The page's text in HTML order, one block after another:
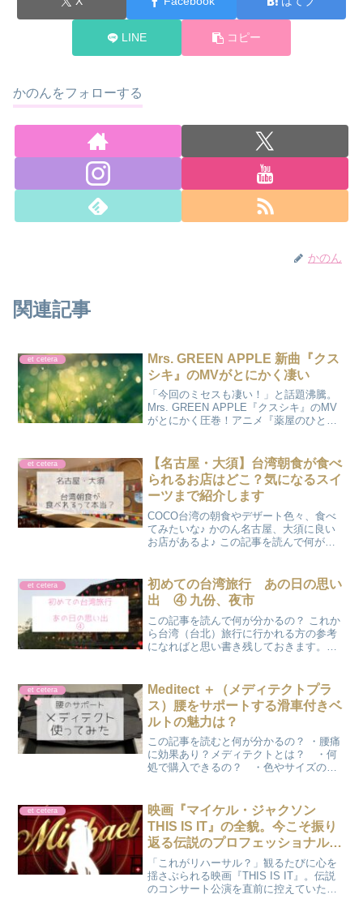
LINE コピー
かのんをフォローする
かのん
関連記事
et cetera
Mrs. GREEN APPLE 新曲『クス
シキ』のMVがとにかく凄い
「今回のミセスも凄い！」と話題沸騰。
Mrs. GREEN APPLE『クスシキ』のMV
がとにかく圧巻！アニメ『薬屋のひとり
心揺さぶる映像と音楽の融合を今すぐ体
験して♪
et cetera
【名古屋・大須】台湾朝食が食べ
られるお店はどこ？気になるスイ
ーツまで紹介します
COCO台湾の朝食やデザート色々、食べ
てみたいな♪ かのん名古屋、大須に良い
お店があるよ♪ この記事を読んで何が分
こにあるの？ 台湾、定番の朝食は?台湾
朝食の定番、鹹...
et cetera
初めての台湾旅行 あの日の思い
出 ④ 九份、夜市
この記事を読んで何が分かるの？ これか
ら台湾（台北）旅行に行かれる方の参考
になればと思い書き残しておきます。
と千尋の神隠し』の舞台になったのでは
無いかと言われてい...
et cetera
Meditect ＋（メディテクトプラ
ス）腰をサポートする滑車付きベ
ルトの魅力は？
この記事を読むと何が分かるの？ ・腰痛
に効果あり？メディテクトとは？ ・何
処で購入できるの？ ・色やサイズのバ
る…『Meditect ＋（メディテクトプラ
ス）』腰をサポー...
et cetera
映画『マイケル・ジャクソン
THIS IS IT』の全貌。今こそ振り
返る伝説のプロフェッショナルな
素顔
「これがリハーサル？」観るたびに心を
揺さぶられる映画『THIS IS IT』。伝説
のコンサート公演を直前に控えていたマ